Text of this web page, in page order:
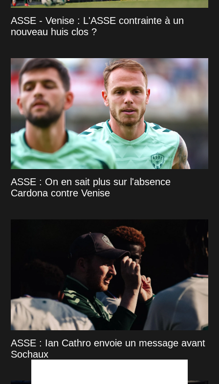
ASSE - Venise : L'ASSE contrainte à un
nouveau huis clos ?
ASSE : On en sait plus sur l'absence
Cardona contre Venise
ASSE : Ian Cathro envoie un message avant
Sochaux